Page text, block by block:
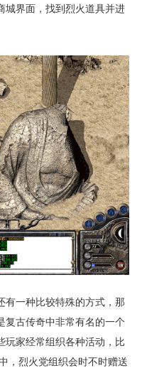
城界面，找到烈火道具并进
有一种比较特殊的方式，那
复古传奇中非常有名的一个
玩家经常组织各种活动，比
，烈火党组织会时不时赠送